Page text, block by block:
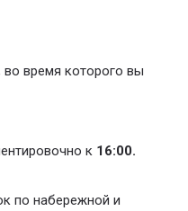
время которого вы
к 16:00.
по набережной и